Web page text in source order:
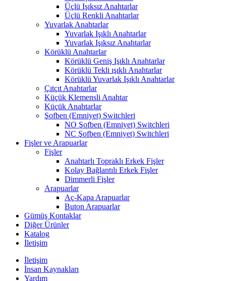
Üçlü Işıksız Anahtarlar
Üçlü Renkli Anahtarlar
Yuvarlak Anahtarlar
Yuvarlak Işıklı Anahtarlar
Yuvarlak Işıksız Anahtarlar
Körüklü Anahtarlar
Körüklü Geniş Işıklı Anahtarlar
Körüklü Tekli ışıklı Anahtarlar
Körüklü Yuvarlak Işıklı Anahtarlar
Çıtçıt Anahtarlar
Küçük Klemensli Anahtar
Küçük Anahtarlar
Şofben (Emniyet) Switchleri
NO Şofben (Emniyet) Switchleri
NC Şofben (Emniyet) Switchleri
Fişler ve Arapuarlar
Fişler
Anahtarlı Topraklı Erkek Fişler
Kolay Bağlantılı Erkek Fişler
Dimmerli Fişler
Arapuarlar
Aç-Kapa Arapuarlar
Buton Arapuarlar
Gümüş Kontaklar
Diğer Ürünler
Katalog
İletişim
İletişim
İnsan Kaynakları
Yardım